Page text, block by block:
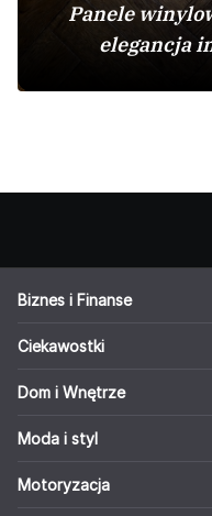
Panele
elegancja
Biznes i Finanse
Ciekawostki
Dom i Wnętrze
Moda i styl
Motoryzacja